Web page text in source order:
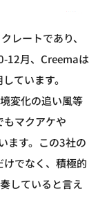
レートであり、
12月、Creemaは
ています。
変化の追い風等
もマクアケや
ます。この3社の
でなく、積極的
していると言え